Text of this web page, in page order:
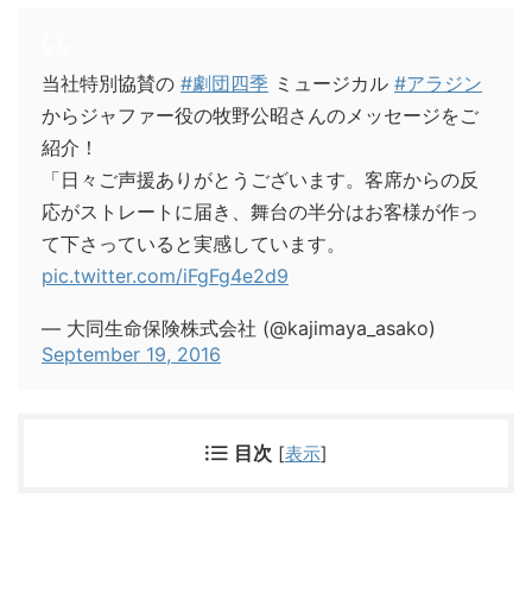
当社特別協賛の #劇団四季 ミュージカル #アラジン
からジャファー役の牧野公昭さんのメッセージをご
紹介！
「日々ご声援ありがとうございます。客席からの反
応がストレートに届き、舞台の半分はお客様が作っ
て下さっていると実感しています。
pic.twitter.com/iFgFg4e2d9
— 大同生命保険株式会社 (@kajimaya_asako)
September 19, 2016
目次 [表示]